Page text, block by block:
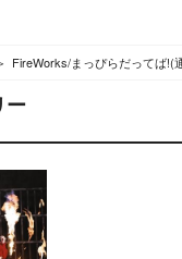
FireWorks/まっぴらだってば!(
ー